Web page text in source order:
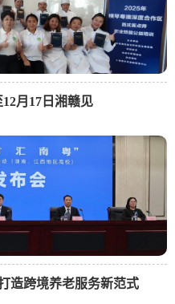
月17日湘赣见
造跨境养老服务新范式